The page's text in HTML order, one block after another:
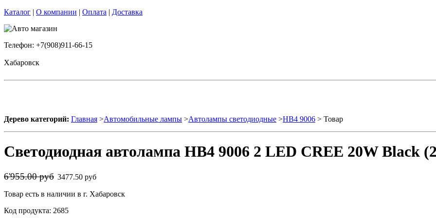
Каталог | О компании | Оплата | Доставка
Телефон: +7(908)911-66-15
Хабаровск
Дерево категорий: Главная >Автомобильные лампы >Автолампы светодиодные >HB4 9006 > Товар
Светодиодная автолампа HB4 9006 2 LED CREE 20W Black
6'955.00 руб 3477.50 руб
Товар есть в наличии в г. Хабаровск
Код продукта: 2685